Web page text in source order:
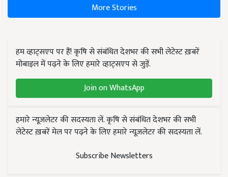
More Stories
हम व्हाट्सएप पर हैं! कृषि से संबंधित देशभर की सभी लेटेस्ट ख़बरें
मोबाइल में पढ़ने के लिए हमारे व्हाट्सएप से जुड़ें.
Join on WhatsApp
हमारे न्यूज़लेटर की सदस्यता लें. कृषि से संबंधित देशभर की सभी
लेटेस्ट ख़बरें मेल पर पढ़ने के लिए हमारे न्यूज़लेटर की सदस्यता लें.
Subscribe Newsletters